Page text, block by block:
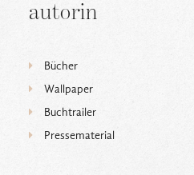
autorin
Bücher
Wallpaper
Buchtrailer
Pressematerial